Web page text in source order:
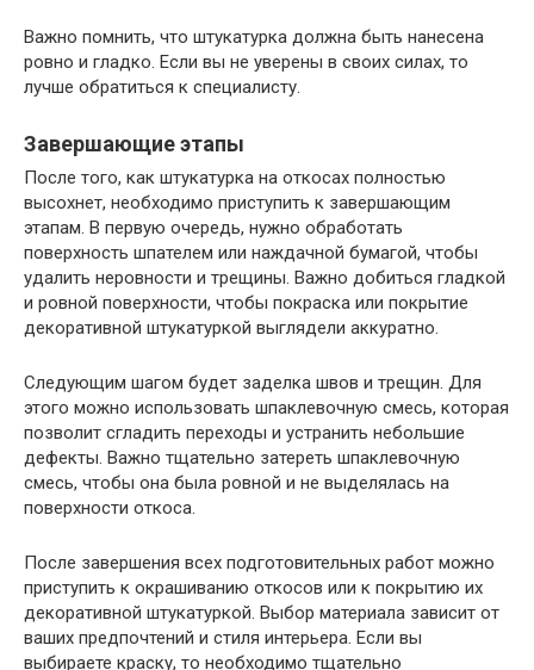
Важно помнить, что штукатурка должна быть нанесена
ровно и гладко. Если вы не уверены в своих силах, то
лучше обратиться к специалисту.
Завершающие этапы
После того, как штукатурка на откосах полностью
высохнет, необходимо приступить к завершающим
этапам. В первую очередь, нужно обработать
поверхность шпателем или наждачной бумагой, чтобы
удалить неровности и трещины. Важно добиться гладкой
и ровной поверхности, чтобы покраска или покрытие
декоративной штукатуркой выглядели аккуратно.
Следующим шагом будет заделка швов и трещин. Для
этого можно использовать шпаклевочную смесь, которая
позволит сгладить переходы и устранить небольшие
дефекты. Важно тщательно затереть шпаклевочную
смесь, чтобы она была ровной и не выделялась на
поверхности откоса.
После завершения всех подготовительных работ можно
приступить к окрашиванию откосов или к покрытию их
декоративной штукатуркой. Выбор материала зависит от
ваших предпочтений и стиля интерьера. Если вы
выбираете краску, то необходимо тщательно